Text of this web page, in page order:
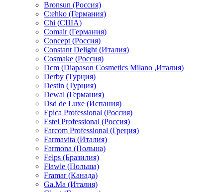
Bronsun (Россия)
C:ehko (Германия)
Chi (США)
Comair (Германия)
Concept (Россия)
Constant Delight (Италия)
Cosmake (Россия)
Dcm (Diapason Cosmetics Milano ,Италия)
Derby (Турция)
Destin (Турция)
Dewal (Германия)
Dsd de Luxe (Испания)
Epica Professional (Россия)
Estel Professional (Россия)
Farcom Professional (Греция)
Farmavita (Италия)
Farmona (Польша)
Felps (Бразилия)
Flawle (Польша)
Framar (Канада)
Ga.Ma (Италия)